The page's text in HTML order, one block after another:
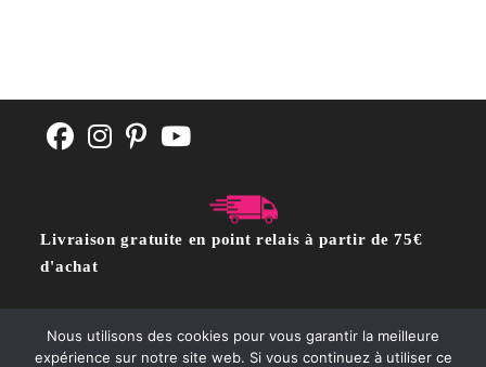
Livraison gratuite en point relais à partir de 75€
d'achat
CGV POLITIQUE DE CONFIDENTIALITÉ Contact
Nous utilisons des cookies pour vous garantir la meilleure
expérience sur notre site web. Si vous continuez à utiliser ce